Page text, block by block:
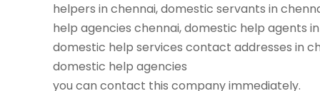
helpers in chennai, domestic servants in
help agencies chennai, domestic help agents
domestic help services contact addresses in
domestic help agencies
you can contact this company immediately.